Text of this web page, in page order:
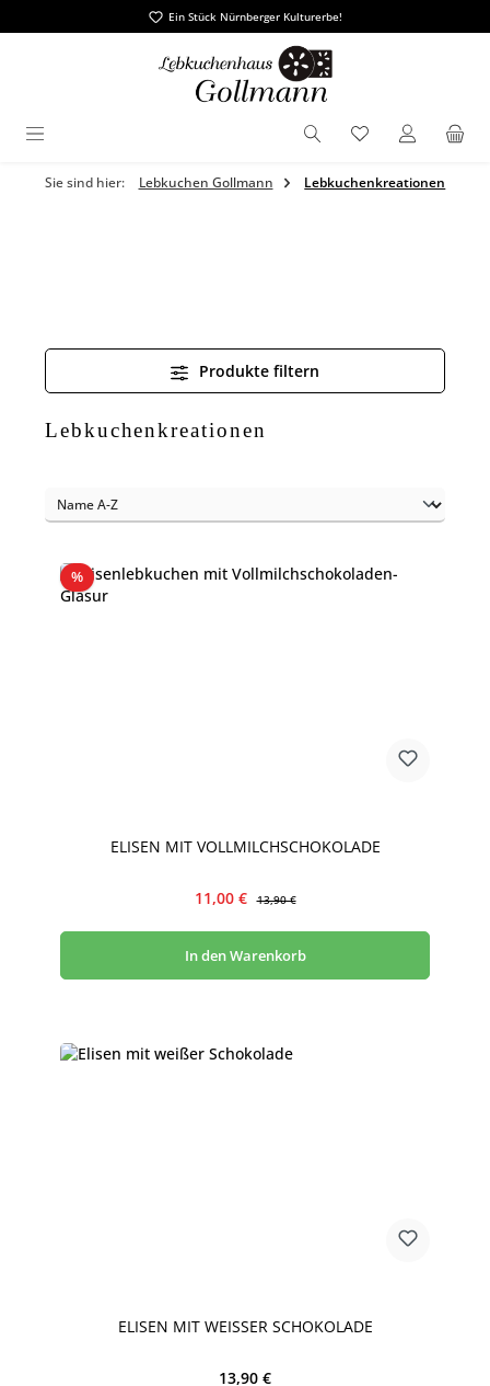
Ein Stück Nürnberger Kulturerbe!
Du hast 0
Sie sind hier: Lebkuchen Gollmann Lebkuchenkreationen
Produkte filtern
Lebkuchenkreationen
%Rabatt
ELISEN MIT VOLLMILCHSCHOKOLADE
Verkaufspreis:
11,00 € Regulärer Preis:
13,90 €
In den Warenkorb
ELISEN MIT WEISSER SCHOKOLADE
Regulärer Preis:
13,90 €